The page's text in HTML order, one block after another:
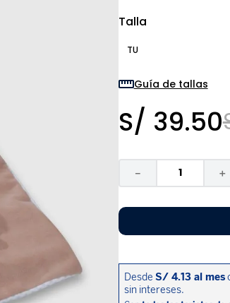
Talla
TU
Guía de tallas
S/ 39.50
＋
－